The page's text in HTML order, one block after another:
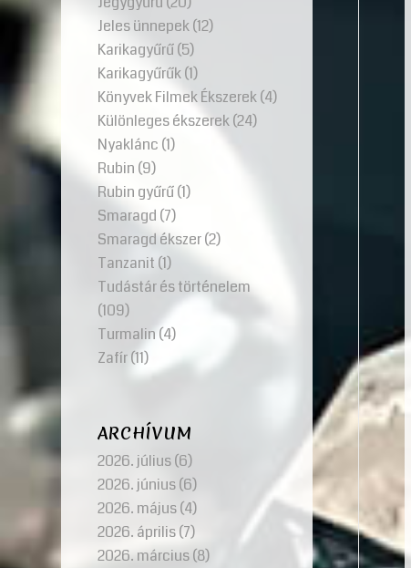
Jeles ünnepek(12)
Karikagyűrű(5)
Karikagyűrűk(1)
Könyvek Filmek Ékszerek(4)
Különleges ékszerek(24)
Nyaklánc (1)
Rubin (9)
Rubin gyűrű(1)
Smaragd (7)
Smaragd ékszer(2)
Tanzanit (1)
Tudástár és történelem
(109)
Turmalin (4)
Zafír(11)
ARCHÍVUM
2026. július(6)
2026. június(6)
2026. május(4)
2026. április(7)
2026. március(8)